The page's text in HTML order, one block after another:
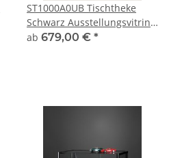
ST1000A0UB Tischtheke
Schwarz Ausstellungsvitrine
Unterbau offen Glasteil
ab 679,00 € *